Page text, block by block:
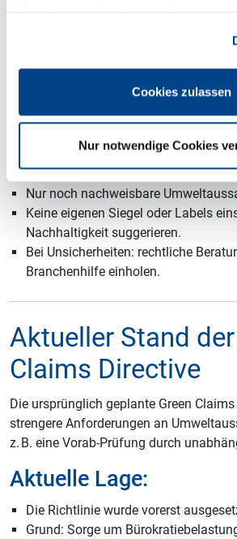
Cookies zulassen
Nur notwendige Cookies
Allgemeine Aussagen wie „wir sind
2030“ müssen konkret, überprüfbar
Was sollten Betriebe jetzt
Marketingmaterialien, Webseiten,
Social Media Inhalte prüfen.
Nur noch nachweisbare
Keine eigenen Siegel oder Labels
Nachhaltigkeit suggerieren.
Bei Unsicherheiten: rechtliche
Branchenhilfe einholen.
Aktueller Stand der
Claims Directive
Die ursprünglich geplante Green
strengere Anforderungen an
z. B. eine Vorab-Prüfung durch
Aktuelle Lage:
Die Richtlinie wurde vorerst
Grund: Sorge um